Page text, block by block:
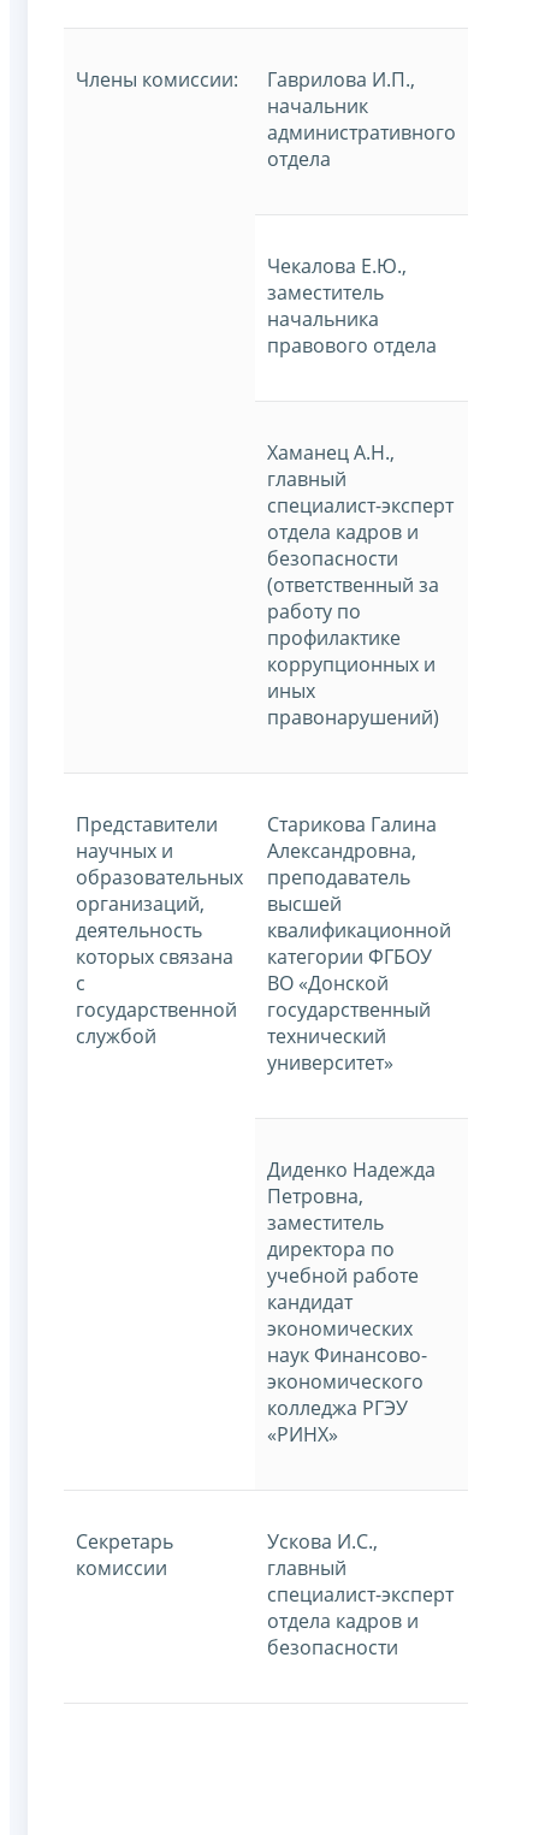
Члены комиссии:
Гаврилова И.П.,
начальник
административного
отдела
Чекалова Е.Ю.,
заместитель
начальника
правового отдела
Хаманец А.Н.,
главный
специалист-эксперт
отдела кадров и
безопасности
(ответственный за
работу по
профилактике
коррупционных и
иных
правонарушений)
Представители
научных и
образовательных
организаций,
деятельность
которых связана
с
государственной
службой
Старикова Галина
Александровна,
преподаватель
высшей
квалификационной
категории ФГБОУ
ВО «Донской
государственный
технический
университет»
Диденко Надежда
Петровна,
заместитель
директора по
учебной работе
кандидат
экономических
наук Финансово-
экономического
колледжа РГЭУ
«РИНХ»
Секретарь
комиссии
Ускова И.С.,
главный
специалист-эксперт
отдела кадров и
безопасности